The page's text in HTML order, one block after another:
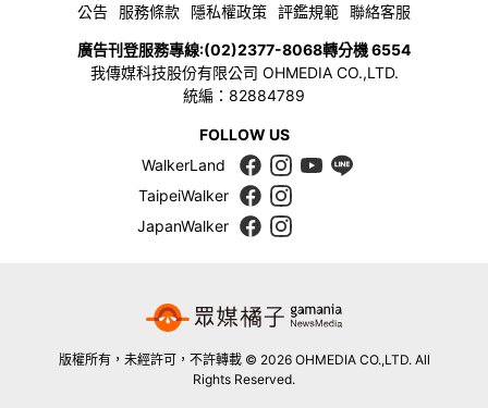
公告 服務條款 隱私權政策 評鑑規範 聯絡客服
廣告刊登服務專線:(02)2377-8068轉分機 6554
我傳媒科技股份有限公司 OHMEDIA CO.,LTD.
統編：82884789
FOLLOW US
WalkerLand
TaipeiWalker
JapanWalker
版權所有，未經許可，不許轉載 © 2026 OHMEDIA CO.,LTD. All
Rights Reserved.